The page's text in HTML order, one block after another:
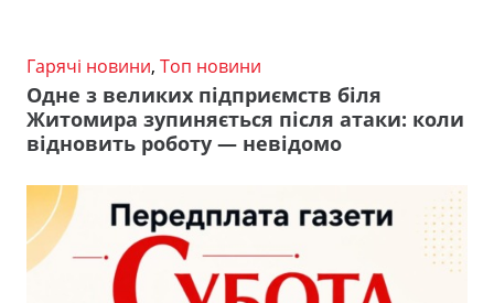
Гарячі новини, Топ новини
Одне з великих підприємств біля
Житомира зупиняється після атаки: коли
відновить роботу — невідомо